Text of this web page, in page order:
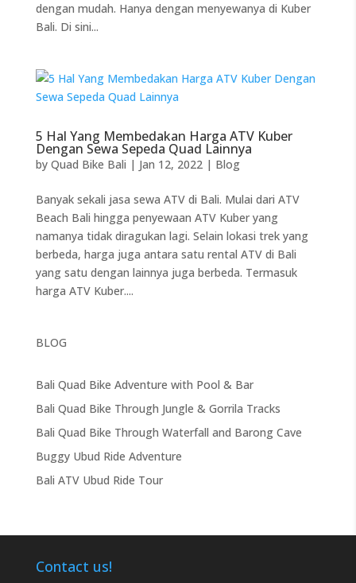
dengan mudah. Hanya dengan menyewanya di Kuber
Bali. Di sini...
5 Hal Yang Membedakan Harga ATV Kuber
Dengan Sewa Sepeda Quad Lainnya
by Quad Bike Bali | Jan 12, 2022| Blog
Banyak sekali jasa sewa ATV di Bali. Mulai dari ATV
Beach Bali hingga penyewaan ATV Kuber yang
namanya tidak diragukan lagi. Selain lokasi trek yang
berbeda, harga juga antara satu rental ATV di Bali
yang satu dengan lainnya juga berbeda. Termasuk
harga ATV Kuber....
BLOG
Bali Quad Bike Adventure with Pool & Bar
Bali Quad Bike Through Jungle & Gorrila Tracks
Bali Quad Bike Through Waterfall and Barong Cave
Buggy Ubud Ride Adventure
Bali ATV Ubud Ride Tour
Contact us!